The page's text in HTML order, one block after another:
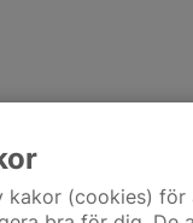
kakor (cookies)